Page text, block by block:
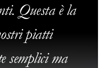
Questa è la
piatti
semplici ma